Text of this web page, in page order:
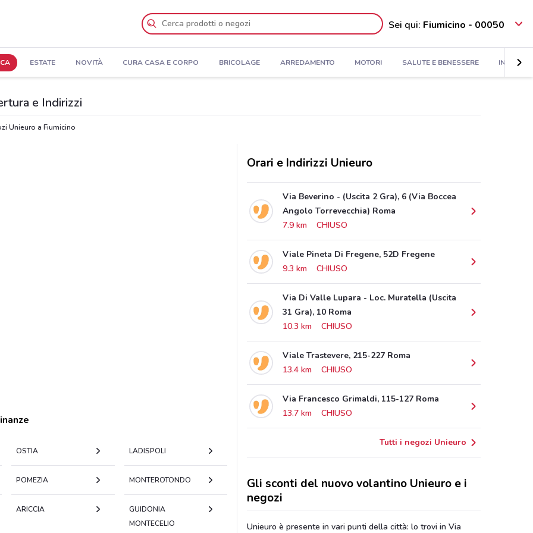
Sei qui: Fiumicino - 00050
ESTATE NOVITÀ CURA CASA E CORPO BRICOLAGE ARREDAMENTO MOTORI SALUTE E BENESSERE INFANZIA
e Indirizzi
Unieuro a Fiumicino
OSTIA LADISPOLI
POMEZIA MONTEROTONDO
ARICCIA
GUIDONIA
MONTECELIO
Orari e Indirizzi Unieuro
Via Beverino - (Uscita 2 Gra), 6 (Via Boccea
Angolo Torrevecchia) Roma
7.9 km
CHIUSO
Viale Pineta Di Fregene, 52D Fregene
9.3 km
CHIUSO
Via Di Valle Lupara - Loc. Muratella (Uscita
31 Gra), 10 Roma
10.3 km
CHIUSO
Viale Trastevere, 215-227 Roma
13.4 km
CHIUSO
Via Francesco Grimaldi, 115-127 Roma
13.7 km
CHIUSO
Tutti i negozi Unieuro
Gli sconti del nuovo volantino Unieuro e i
negozi
Unieuro è presente in vari punti della città: lo trovi in Via